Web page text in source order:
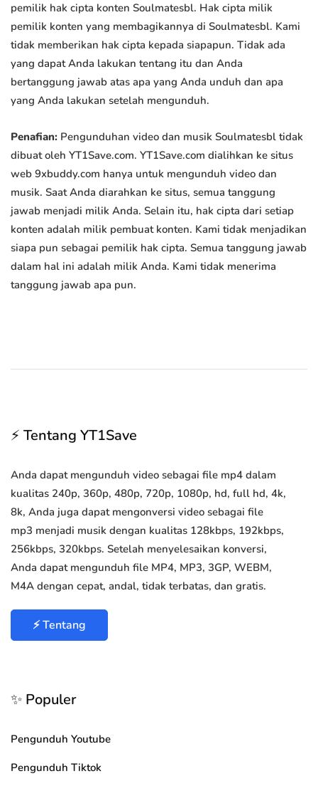
pemilik hak cipta konten Soulmatesbl. Hak cipta milik
pemilik konten yang membagikannya di Soulmatesbl. Kami
tidak memberikan hak cipta kepada siapapun. Tidak ada
yang dapat Anda lakukan tentang itu dan Anda
bertanggung jawab atas apa yang Anda unduh dan apa
yang Anda lakukan setelah mengunduh.
Penafian: Pengunduhan video dan musik Soulmatesbl tidak
dibuat oleh YT1Save.com. YT1Save.com dialihkan ke situs
web 9xbuddy.com hanya untuk mengunduh video dan
musik. Saat Anda diarahkan ke situs, semua tanggung
jawab menjadi milik Anda. Selain itu, hak cipta dari setiap
konten adalah milik pembuat konten. Kami tidak menjadikan
siapa pun sebagai pemilik hak cipta. Semua tanggung jawab
dalam hal ini adalah milik Anda. Kami tidak menerima
tanggung jawab apa pun.
⚡ Tentang YT1Save
Anda dapat mengunduh video sebagai file mp4 dalam
kualitas 240p, 360p, 480p, 720p, 1080p, hd, full hd, 4k,
8k, Anda juga dapat mengonversi video sebagai file
mp3 menjadi musik dengan kualitas 128kbps, 192kbps,
256kbps, 320kbps. Setelah menyelesaikan konversi,
Anda dapat mengunduh file MP4, MP3, 3GP, WEBM,
M4A dengan cepat, andal, tidak terbatas, dan gratis.
⚡ Tentang
✨ Populer
Pengunduh Youtube
Pengunduh Tiktok